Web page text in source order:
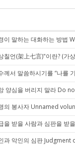
이 말하는 대화하는 방법
칠언(架上七言)"이란? (가
께서 말씀하시기를 “나를
양심을 버리지 말라 Do
의 봉사자 Unnamed
을 받을 사람과 심판을
과 악인의 심판